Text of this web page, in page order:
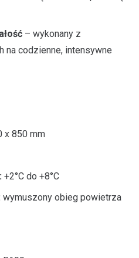
– wykonany z
na codzienne, intensywne
x 850 mm
+2°C do +8°C
wymuszony obieg powietrza